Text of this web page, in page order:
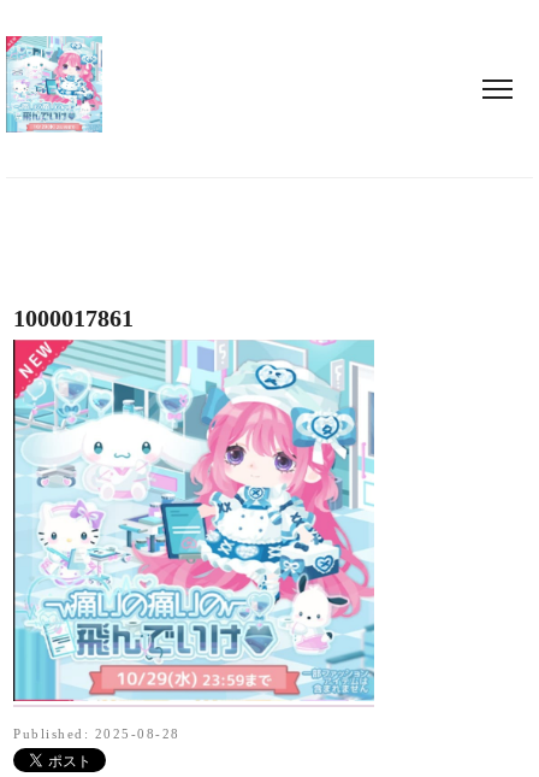
1000017861
Published: 2025-08-28